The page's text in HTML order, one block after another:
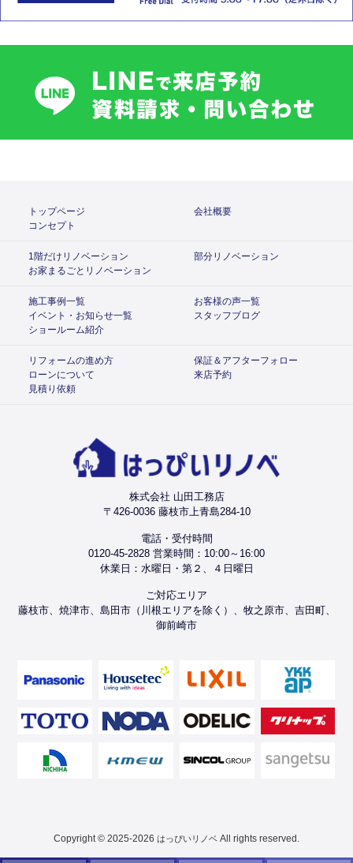
トップページ
会社概要
コンセプト
1階だけリノベーション
部分リノベーション
お家まるごとリノベーション
施工事例一覧
お客様の声一覧
イベント・お知らせ一覧
スタッフブログ
ショールーム紹介
リフォームの進め方
保証＆アフターフォロー
ローンについて
来店予約
見積り依頼
株式会社 山田工務店
〒426-0036 藤枝市上青島284-10
電話・受付時間
0120-45-2828 営業時間：10:00～16:00
休業日：水曜日・第２、４日曜日
ご対応エリア
藤枝市、焼津市、島田市（川根エリアを除く）、牧之原市、吉田町、
御前崎市
Copyright © 2025-2026 はっぴいリノベ All rights reserved.